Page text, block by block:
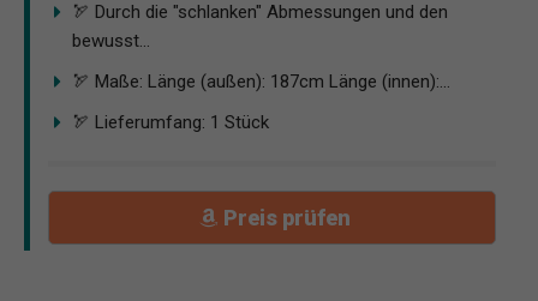
🏹 Durch die "schlanken" Abmessungen und den
bewusst...
🏹 Maße: Länge (außen): 187cm Länge (innen):...
🏹 Lieferumfang: 1 Stück
Preis prüfen